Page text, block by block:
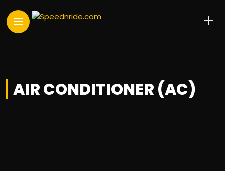
AIR CONDITIONER (AC)